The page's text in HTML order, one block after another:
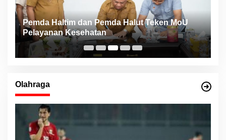
Pemda Haltim dan Pemda Halut Teken MoU
Pelayanan Kesehatan
Olahraga